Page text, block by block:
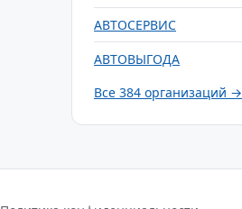
АВТОСЕРВИС
АВТОВЫГОДА
Все 384 организаций →